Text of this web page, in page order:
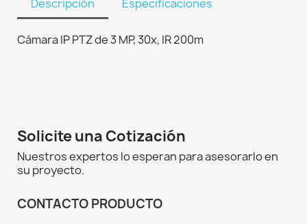
Descripción Especificaciones
Cámara IP PTZ de 3 MP, 30x, IR 200m
Solicite una Cotización
Nuestros expertos lo esperan para asesorarlo en
su proyecto.
CONTACTO PRODUCTO